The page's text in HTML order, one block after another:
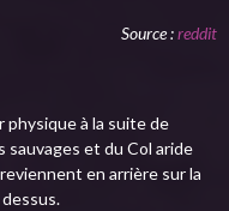
Source :reddit
physique à la suite de
et du Col aride
en arrière sur la